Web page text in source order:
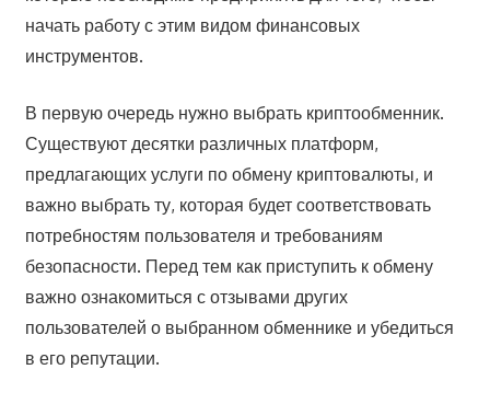
начать работу с этим видом финансовых
инструментов.
В первую очередь нужно выбрать криптообменник.
Существуют десятки различных платформ,
предлагающих услуги по обмену криптовалюты, и
важно выбрать ту, которая будет соответствовать
потребностям пользователя и требованиям
безопасности. Перед тем как приступить к обмену
важно ознакомиться с отзывами других
пользователей о выбранном обменнике и убедиться
в его репутации.